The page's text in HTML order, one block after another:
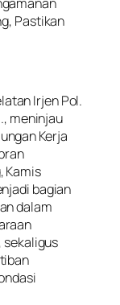
Pastikan
Irjen Pol.
meninjau
Kerja
Kamis
bagian
dalam
sekaligus